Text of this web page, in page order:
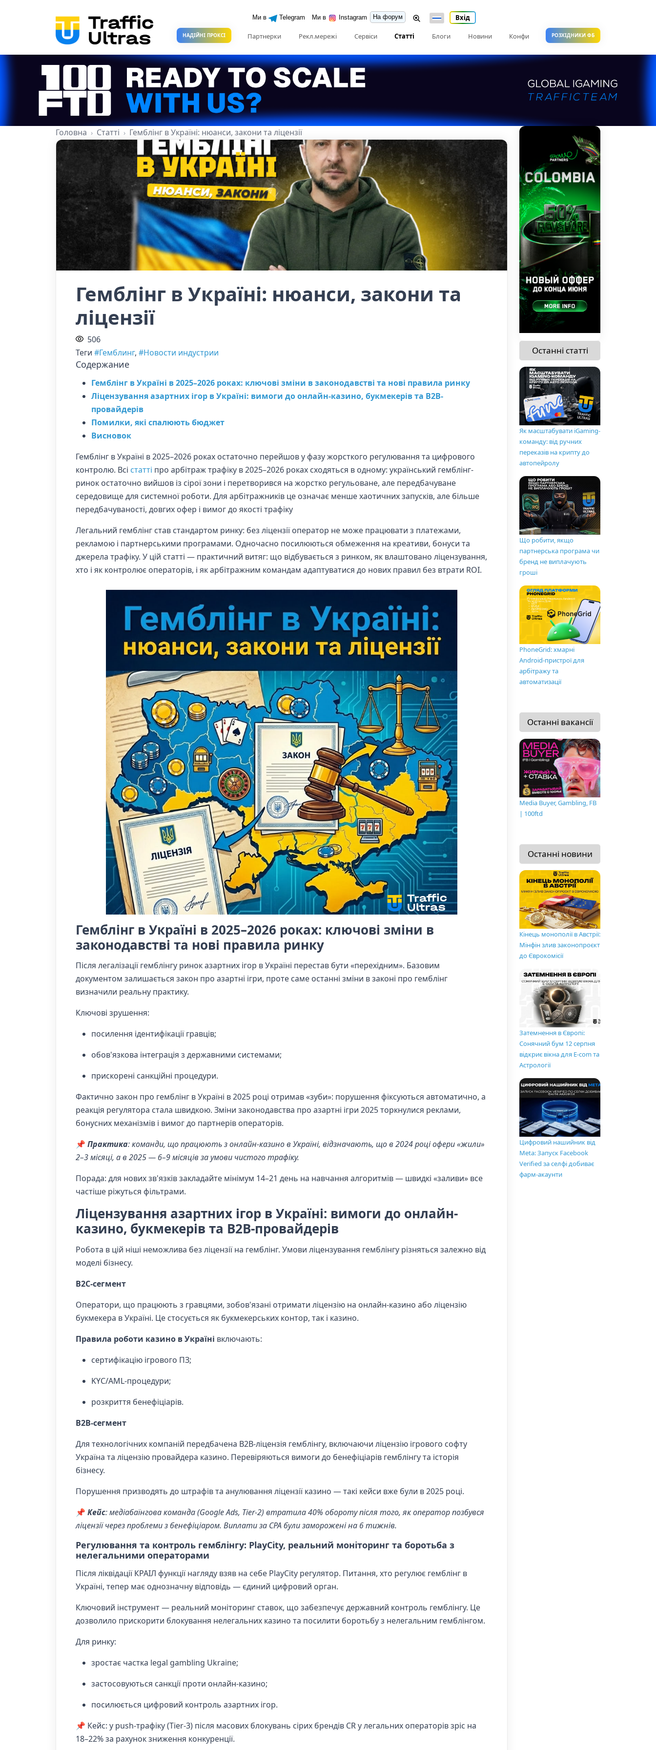
Ми в Telegram Ми в Instagram На форум Вхід
НАДІЙНІ ПРОКСІ Партнерки Рекл.мережі Сервіси Статті Блоги Новини Конфи РОЗХІДНИКИ ФБ
Головна Статті Гемблінг в Україні: нюанси, закони та ліцензії
Гемблінг в Україні: нюанси, закони та
ліцензії
506
Теги #Гемблинг, #Новости индустрии
Содержание
Гемблінг в Україні в 2025–2026 роках: ключові зміни в законодавстві та нові правила ринку
Ліцензування азартних ігор в Україні: вимоги до онлайн-казино, букмекерів та B2B-
провайдерів
Помилки, які спалюють бюджет
Висновок
Гемблінг в Україні в 2025–2026 роках остаточно перейшов у фазу жорсткого регулювання та цифрового
контролю. Всі статті про арбітраж трафіку в 2025–2026 роках сходяться в одному: український гемблінг-
ринок остаточно вийшов із сірої зони і перетворився на жорстко регульоване, але передбачуване
середовище для системної роботи. Для арбітражників це означає менше хаотичних запусків, але більше
передбачуваності, довгих офер і вимог до якості трафіку
Легальний гемблінг став стандартом ринку: без ліцензії оператор не може працювати з платежами,
рекламою і партнерськими програмами. Одночасно посилюються обмеження на креативи, бонуси та
джерела трафіку. У цій статті — практичний витяг: що відбувається з ринком, як влаштовано ліцензування,
хто і як контролює операторів, і як арбітражним командам адаптуватися до нових правил без втрати ROI.
Гемблінг в Україні в 2025–2026 роках: ключові зміни в
законодавстві та нові правила ринку
Після легалізації гемблінгу ринок азартних ігор в Україні перестав бути «перехідним». Базовим
документом залишається закон про азартні ігри, проте саме останні зміни в законі про гемблінг
визначили реальну практику.
Ключові зрушення:
посилення ідентифікації гравців;
обов'язкова інтеграція з державними системами;
прискорені санкційні процедури.
Фактично закон про гемблінг в Україні в 2025 році отримав «зуби»: порушення фіксуються автоматично, а
реакція регулятора стала швидкою. Зміни законодавства про азартні ігри 2025 торкнулися реклами,
бонусних механізмів і вимог до партнерів операторів.
📌 Практика: команди, що працюють з онлайн-казино в Україні, відзначають, що в 2024 році офери «жили»
2–3 місяці, а в 2025 — 6–9 місяців за умови чистого трафіку.
Порада: для нових зв'язків закладайте мінімум 14–21 день на навчання алгоритмів — швидкі «заливи» все
частіше ріжуться фільтрами.
Ліцензування азартних ігор в Україні: вимоги до онлайн-
казино, букмекерів та B2B-провайдерів
Робота в цій ніші неможлива без ліцензії на гемблінг. Умови ліцензування гемблінгу різняться залежно від
моделі бізнесу.
B2C-сегмент
Оператори, що працюють з гравцями, зобов'язані отримати ліцензію на онлайн-казино або ліцензію
букмекера в Україні. Це стосується як букмекерських контор, так і казино.
Правила роботи казино в Україні включають:
сертифікацію ігрового ПЗ;
KYC/AML-процедури;
розкриття бенефіціарів.
B2B-сегмент
Для технологічних компаній передбачена B2B-ліцензія гемблінгу, включаючи ліцензію ігрового софту
Україна та ліцензію провайдера казино. Перевіряються вимоги до бенефіціарів гемблінгу та історія
бізнесу.
Порушення призводять до штрафів та анулювання ліцензії казино — такі кейси вже були в 2025 році.
📌 Кейс: медіабаїнгова команда (Google Ads, Tier-2) втратила 40% обороту після того, як оператор позбувся
ліцензії через проблеми з бенефіціаром. Виплати за CPA були заморожені на 6 тижнів.
Регулювання та контроль гемблінгу: PlayCity, реальний моніторинг та боротьба з
нелегальними операторами
Після ліквідації КРАІЛ функції нагляду взяв на себе PlayCity регулятор. Питання, хто регулює гемблінг в
Україні, тепер має однозначну відповідь — єдиний цифровий орган.
Ключовий інструмент — реальний моніторинг ставок, що забезпечує державний контроль гемблінгу. Це
дозволило прискорити блокування нелегальних казино та посилити боротьбу з нелегальним гемблінгом.
Для ринку:
зростає частка legal gambling Ukraine;
застосовуються санкції проти онлайн-казино;
посилюється цифровий контроль азартних ігор.
📌 Кейс: у push-трафіку (Tier-3) після масових блокувань сірих брендів CR у легальних операторів зріс на
18–22% за рахунок зниження конкуренції.
Останні статті
Як масштабувати iGaming-
команду: від ручних
переказів на крипту до
автопейролу
Що робити, якщо
партнерська програма чи
бренд не виплачують
гроші
PhoneGrid: хмарні
Android-пристрої для
арбітражу та
автоматизації
Останні вакансії
Media Buyer, Gambling, FB
| 100ftd
Останні новини
Кінець монополії в Австрії:
Мінфін злив законопроєкт
до Єврокомісії
Затемнення в Європі:
Сонячний бум 12 серпня
відкриє вікна для E-com та
Астрології
Цифровий нашийник від
Meta: Запуск Facebook
Verified за селфі добиває
фарм-акаунти